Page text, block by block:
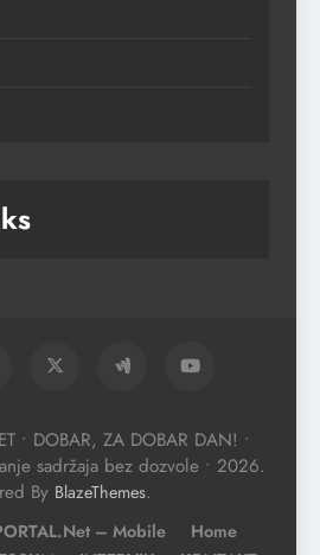
• DOBAR, ZA DOBAR DAN! •
sadržaja bez dozvole • 2026.
By BlazeThemes.
– Mobile
Home